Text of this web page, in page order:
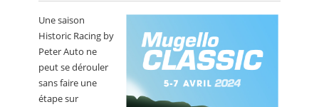
Une saison
Historic Racing by
Peter Auto ne
peut se dérouler
sans faire une
étape sur